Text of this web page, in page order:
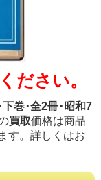
ださい。
下巻･全2冊･昭和7
買取価格は商品
す。詳しくはお